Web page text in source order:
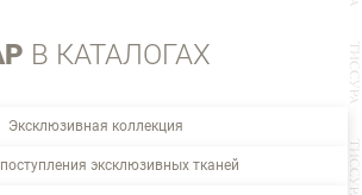
В КАТАЛОГАХ
Эксклюзивная коллекция
эксклюзивных тканей